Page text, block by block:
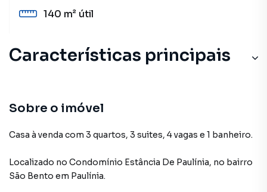
140 m² útil
Características principais
Sobre o imóvel
Casa à venda com 3 quartos, 3 suites, 4 vagas e 1 banheiro.
Localizado no Condomínio Estância De Paulínia, no bairro
São Bento em Paulínia.